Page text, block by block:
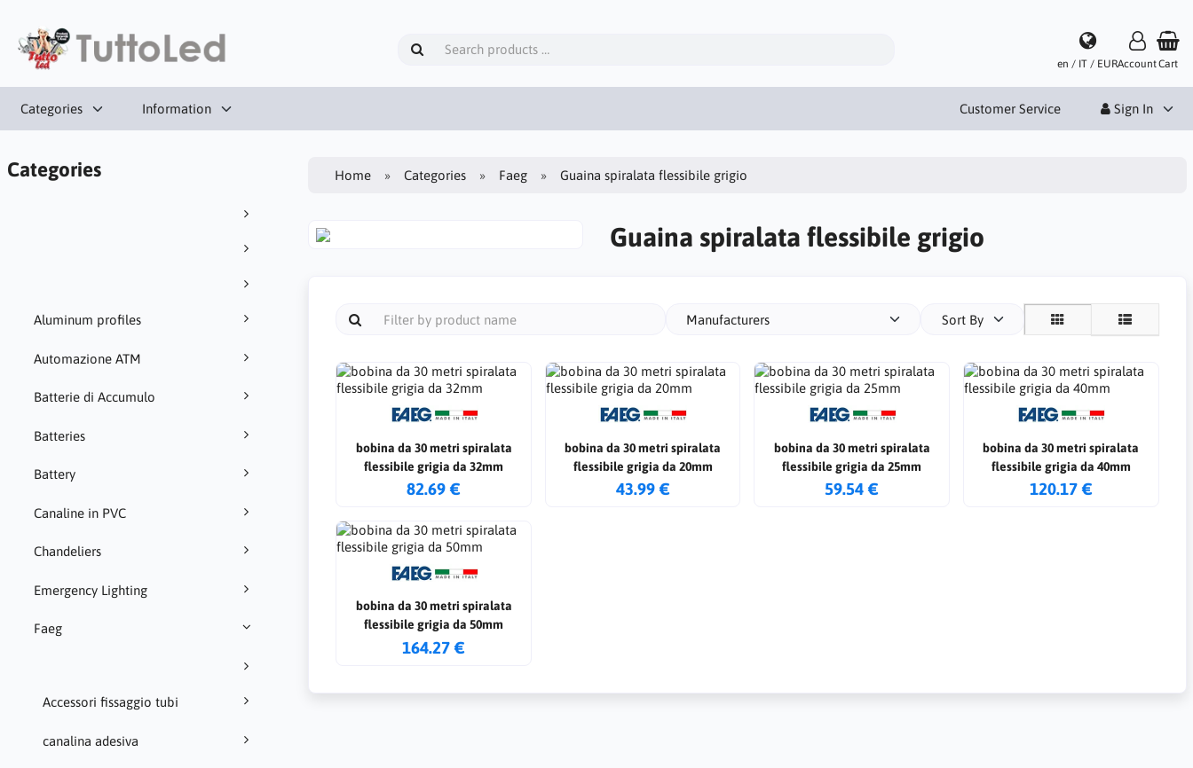
en / IT / EURAccountCart
Categories Information Customer Service Sign In
Categories
Aluminum profiles
Automazione ATM
Batterie di Accumulo
Batteries
Battery
Canaline in PVC
Chandeliers
Emergency Lighting
Faeg
Accessori fissaggio tubi
canalina adesiva
Home Categories Faeg Guaina spiralata flessibile grigio
Guaina spiralata flessibile grigio
Manufacturers Sort By
bobina da 30 metri spiralata
flessibile grigia da 32mm
82.69 €
bobina da 30 metri spiralata
flessibile grigia da 20mm
43.99 €
bobina da 30 metri spiralata
flessibile grigia da 25mm
59.54 €
bobina da 30 metri spiralata
flessibile grigia da 40mm
120.17 €
bobina da 30 metri spiralata
flessibile grigia da 50mm
164.27 €